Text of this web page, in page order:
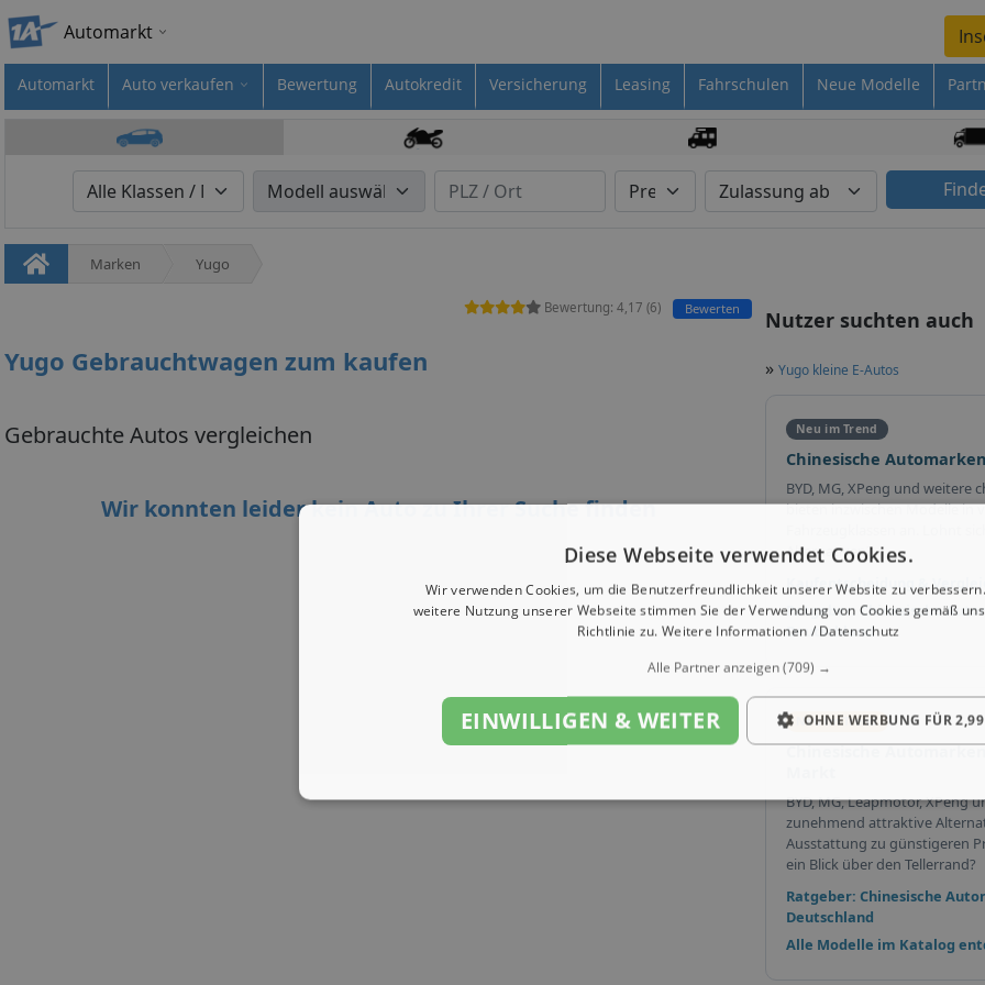
Automarkt
Automarkt Auto verkaufen Bewertung Autokredit Versicherung Leasing Fahrschulen Neue Modelle
Marken Yugo
Nutzer suchten auch
» Yugo kleine E-Autos
Neu im Trend
Chinesische
BYD, MG, XPeng und weitere
bieten inzwischen Modelle in
Alternativen?
Kaufentscheidung &
Ratgeber: Chinesische
Deutschland
Neu im Trend
Chinesische
BYD, MG, Leapmotor, XPeng
zunehmend attraktive
Ausstattung zu günstigeren
ein Blick über den Tellerrand?
Ratgeber: Chinesische
Deutschland
Alle Modelle im Katalog
Bewertung: 4,17 (6) Bewerten
Yugo Gebrauchtwagen zum kaufen
Gebrauchte Autos vergleichen
Wir konnten leider kein Auto zu Ihrer Suche finden
Diese Webseite verwendet Cookies.
Wir verwenden Cookies, um die Benutzerfreundlichkeit unserer Website zu
weitere Nutzung unserer Webseite stimmen Sie der Verwendung von Cookies gemäß
Richtlinie zu. Weitere Informationen / Datenschutz
Alle Partner anzeigen(709) →
EINWILLIGEN & WEITER OHNE WERBUNG FÜR